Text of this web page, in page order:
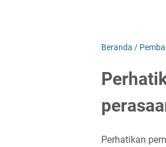
Beranda /
Perhatikan